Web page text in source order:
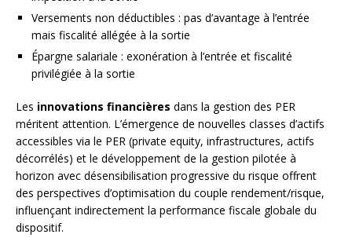
Versements non déductibles : pas d’avantage à l’entrée
mais fiscalité allégée à la sortie
Épargne salariale : exonération à l’entrée et fiscalité
privilégiée à la sortie
Les innovations financières dans la gestion des PER
méritent attention. L’émergence de nouvelles classes d’actifs
accessibles via le PER (private equity, infrastructures, actifs
décorrélés) et le développement de la gestion pilotée à
horizon avec désensibilisation progressive du risque offrent
des perspectives d’optimisation du couple rendement/risque,
influençant indirectement la performance fiscale globale du
dispositif.